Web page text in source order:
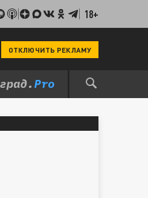
18+
ОТКЛЮЧИТЬ РЕКЛАМУ